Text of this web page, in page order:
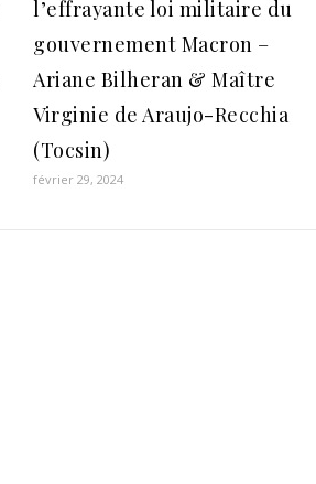
l’effrayante loi militaire du
gouvernement Macron –
Ariane Bilheran & Maître
Virginie de Araujo-Recchia
(Tocsin)
février 29, 2024